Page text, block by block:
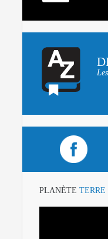
PLANÈTE